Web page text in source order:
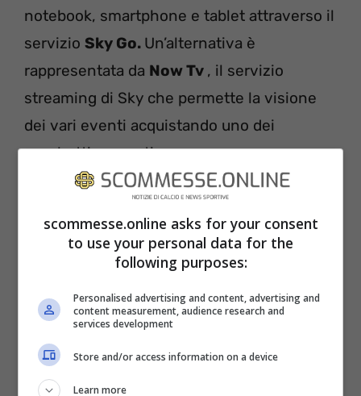
notebook, smartphone e tablet attraverso il
servizio Sky Go. Un’alternativa è
rappresentata da Now Tv , il servizio
streaming di Sky che permette la visione
dei vari eventi acquistando uno dei
pacchetti proposti.
CRYSTAL PALACE – LIVERPOOL
METEO E CONDIZIONI DEL CAMPO
Liverpoolsi preannunciano buone: 11 gradi,
pioggia, condizioni del campo buone.
scommesse.online asks for your consent
to use your personal data for the
following purposes:
Personalised advertising and content, advertising and
content measurement, audience research and
services development
Store and/or access information on a device
Learn more